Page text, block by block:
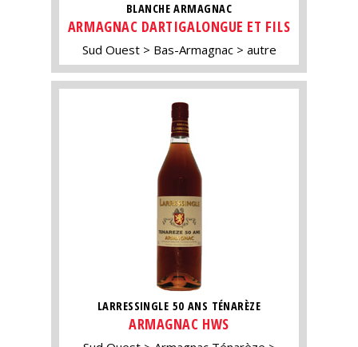
BLANCHE ARMAGNAC
ARMAGNAC DARTIGALONGUE ET FILS
Sud Ouest Bas-Armagnac autre
LARRESSINGLE 50 ANS TÉNARÈZE
ARMAGNAC HWS